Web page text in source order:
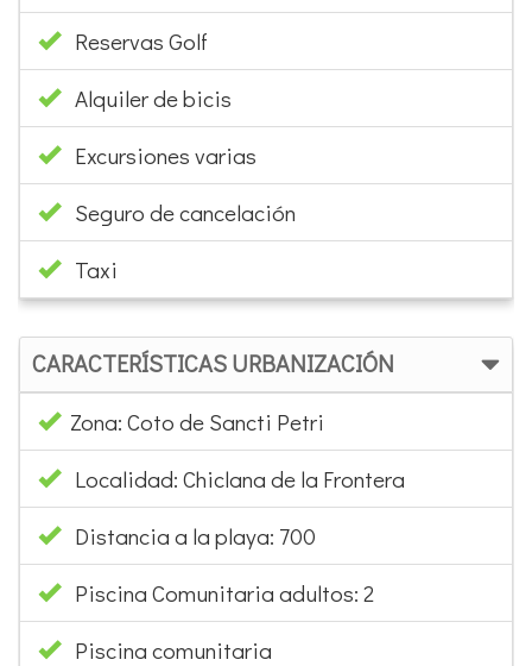
Reservas Golf
Alquiler de bicis
Excursiones varias
Seguro de cancelación
Taxi
CARACTERÍSTICAS URBANIZACIÓN
Zona: Coto de Sancti Petri
Localidad: Chiclana de la Frontera
Distancia a la playa: 700
Piscina Comunitaria adultos: 2
Piscina comunitaria